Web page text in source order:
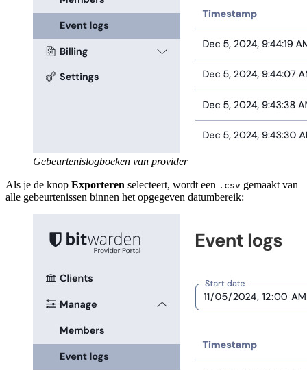
Gebeurtenislogboeken van provider
Als je de knop Exporteren selecteert, wordt een .csv gemaakt van
alle gebeurtenissen binnen het opgegeven datumbereik: